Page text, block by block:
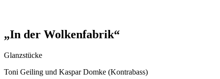
„In der Wolkenfabrik“
Glanzstücke
Toni Geiling und Kaspar Domke (Kontrabass)